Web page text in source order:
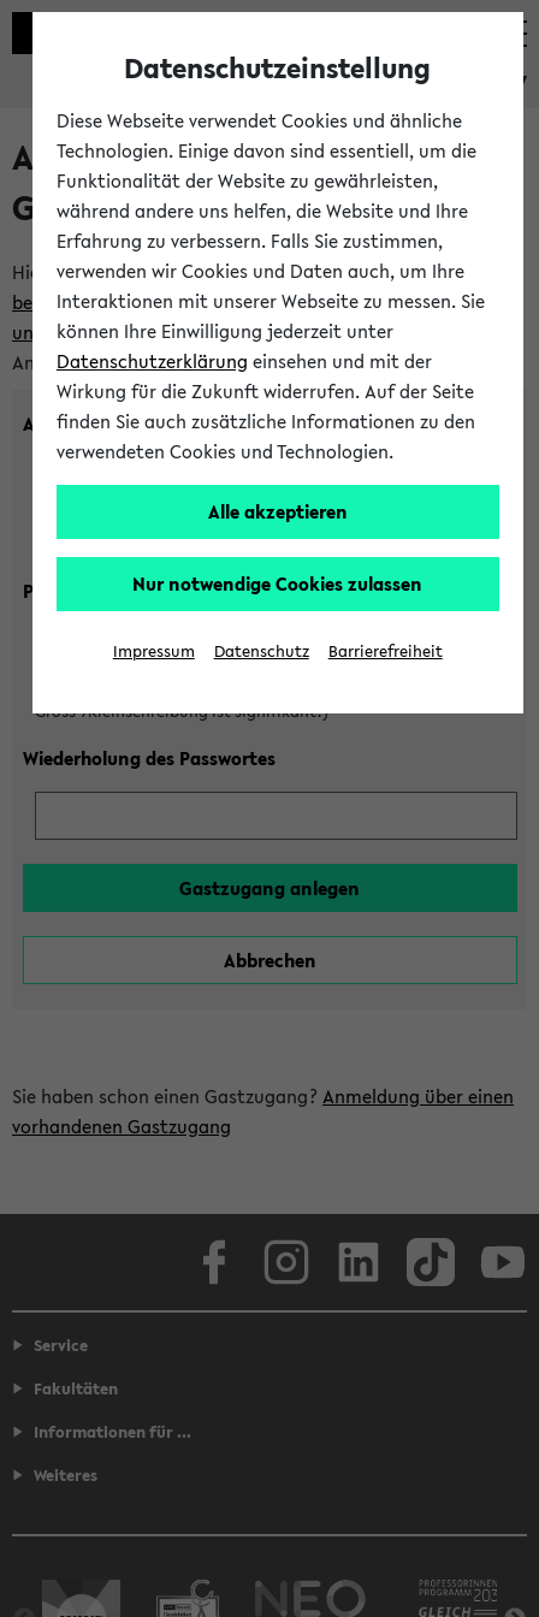
eKVV
Anlegen eines neuen
Gastzugangs
Hier können Sie einen neuen Gastzugang anlegen.Bitte
beachten Sie die Einschränkungen, denen Gastzugänge
unterworfen sind. Tragen Sie den gewünschten
Anmeldenamen und Ihr Passwort ein:
Anmeldename
(3 bis 20 Zeichen, nur Buchstaben A-Z und Ziffern 0-9,
Gross-/Kleinschreibung ist signifikant!)
Passwort
Gross-/Kleinschreibung ist signifikant!)
Wiederholung des Passwortes
Sie haben schon einen Gastzugang? Anmeldung über einen
vorhandenen Gastzugang
Service
Fakultäten
Informationen für ...
Weiteres
Datenschutzeinstellung
Diese Webseite verwendet Cookies und ähnliche
Technologien. Einige davon sind essentiell, um die
Funktionalität der Website zu gewährleisten,
während andere uns helfen, die Website und Ihre
Erfahrung zu verbessern. Falls Sie zustimmen,
verwenden wir Cookies und Daten auch, um Ihre
Interaktionen mit unserer Webseite zu messen. Sie
können Ihre Einwilligung jederzeit unter
Datenschutzerklärung einsehen und mit der
Wirkung für die Zukunft widerrufen. Auf der Seite
finden Sie auch zusätzliche Informationen zu den
verwendeten Cookies und Technologien.
Alle akzeptieren
Nur notwendige Cookies zulassen
Impressum Datenschutz Barrierefreiheit